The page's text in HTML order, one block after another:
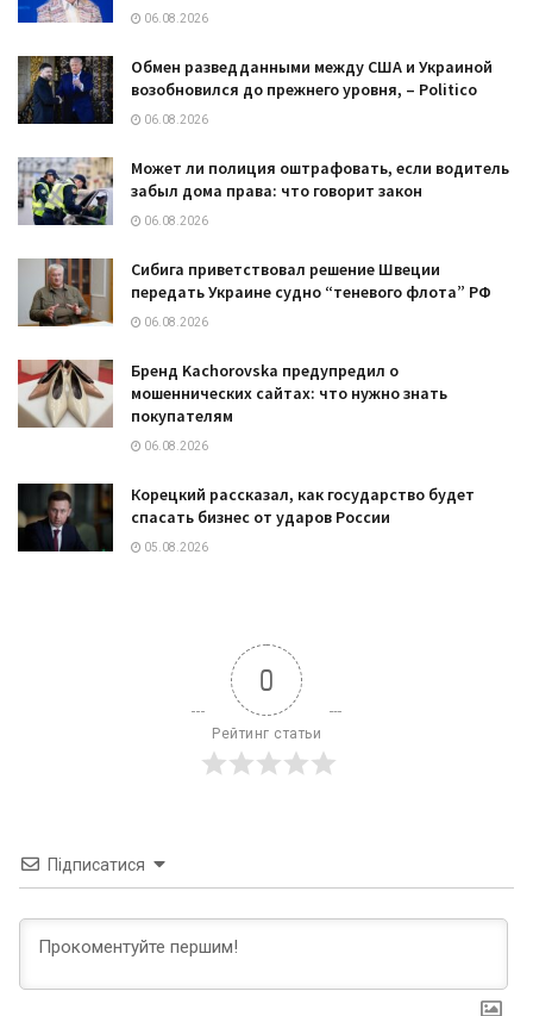
06.08.2026
Обмен разведданными между США и Украиной
возобновился до прежнего уровня, – Politico
06.08.2026
Может ли полиция оштрафовать, если водитель
забыл дома права: что говорит закон
06.08.2026
Сибига приветствовал решение Швеции
передать Украине судно “теневого флота” РФ
06.08.2026
Бренд Kachorovska предупредил о
мошеннических сайтах: что нужно знать
покупателям
06.08.2026
Корецкий рассказал, как государство будет
спасать бизнес от ударов России
05.08.2026
0
Рейтинг статьи
Підписатися